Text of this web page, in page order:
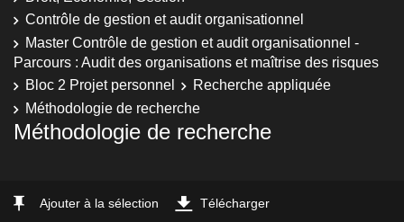
Contrôle de gestion et audit organisationnel
Master Contrôle de gestion et audit organisationnel -
Parcours : Audit des organisations et maîtrise des risques
Bloc 2 Projet personnel
Recherche appliquée
Méthodologie de recherche
Méthodologie de recherche
Ajouter à la sélection Télécharger